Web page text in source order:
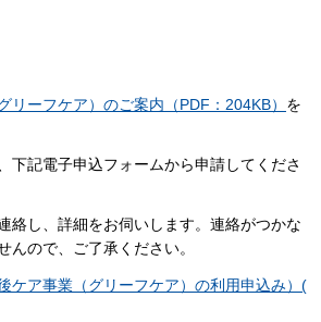
リーフケア）のご案内（PDF：204KB） を
下記電子申込フォームから申請してくださ
絡し、詳細をお伺いします。連絡がつかな
んので、ご了承ください。
ケア事業（グリーフケア）の利用申込み）(